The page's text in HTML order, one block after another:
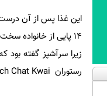
این غذا پس از آن
14 پایی از خانواده
زیرا سرآشپز گفته بود
رستوران Witch Chat Kwai بروند باید نام شان را اعلام کنند تا در فهرست رزرو قرار گیرد.